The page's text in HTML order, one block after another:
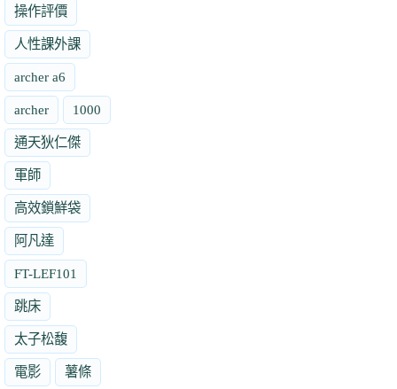
操作評價
人性課外課
archer a6
archer 1000
通天狄仁傑
軍師
高效鎖鮮袋
阿凡達
FT-LEF101
跳床
太子松馥
電影 薯條